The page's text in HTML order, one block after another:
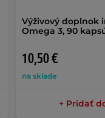
Výživový doplnok
Omega 3, 90
10,50 €
na sklade
+ Pridať